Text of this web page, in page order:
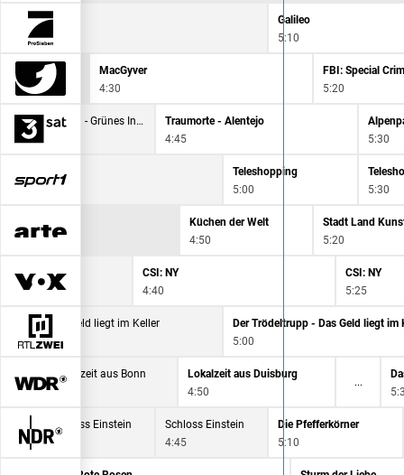
taff
4:15
Galileo
5:10
MacGyver
4:30
FBI: Special
5:20
Die Azoren - Grünes Inselparadies
4:15
Traumorte - Alentejo
4:45
5:30
Teleshopping
5:00
5:30
Küchen der Welt
4:50
Stadt Land
5:20
CSI: NY
4:40
CSI: NY
5:25
- Das Geld liegt im Keller
Der Trödeltrupp - Das Geld liegt im
5:00
Lokalzeit aus Bonn
4:20
Lokalzeit aus Duisburg
4:50
Schloss Einstein
4:20
Schloss Einstein
4:45
Die Pfefferkörner
5:10